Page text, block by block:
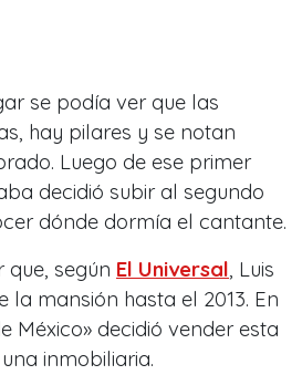
se podía ver que las
hay pilares y se notan
Luego de ese primer
decidió subir al segundo
dónde dormía el cantante.
que, según El Universal, Luis
la mansión hasta el 2013. En
México» decidió vender esta
inmobiliaria.